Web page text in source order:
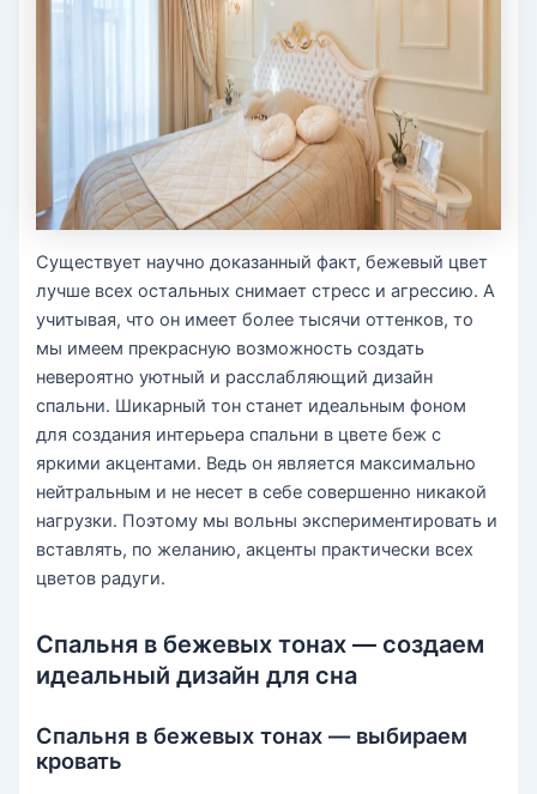
Существует научно доказанный факт, бежевый цвет
лучше всех остальных снимает стресс и агрессию. А
учитывая, что он имеет более тысячи оттенков, то
мы имеем прекрасную возможность создать
невероятно уютный и расслабляющий дизайн
спальни. Шикарный тон станет идеальным фоном
для создания интерьера спальни в цвете беж с
яркими акцентами. Ведь он является максимально
нейтральным и не несет в себе совершенно никакой
нагрузки. Поэтому мы вольны экспериментировать и
вставлять, по желанию, акценты практически всех
цветов радуги.
Спальня в бежевых тонах — создаем
идеальный дизайн для сна
Спальня в бежевых тонах — выбираем
кровать